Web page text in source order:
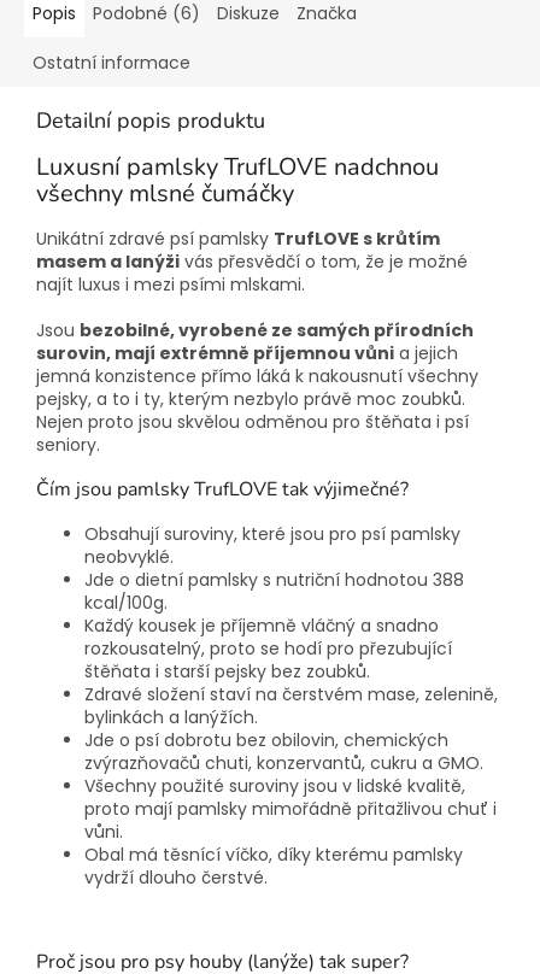
Popis Podobné (6) Diskuze Značka
Ostatní informace
Detailní popis produktu
Luxusní pamlsky TrufLOVE nadchnou
všechny mlsné čumáčky
Unikátní zdravé psí pamlsky TrufLOVE s krůtím
masem a lanýži vás přesvědčí o tom, že je možné
najít luxus i mezi psími mlskami.
Jsou bezobilné, vyrobené ze samých přírodních
surovin, mají extrémně příjemnou vůni a jejich
jemná konzistence přímo láká k nakousnutí všechny
pejsky, a to i ty, kterým nezbylo právě moc zoubků.
Nejen proto jsou skvělou odměnou pro štěňata i psí
seniory.
Čím jsou pamlsky TrufLOVE tak výjimečné?
Obsahují suroviny, které jsou pro psí pamlsky
neobvyklé.
Jde o dietní pamlsky s nutriční hodnotou 388
kcal/100g.
Každý kousek je příjemně vláčný a snadno
rozkousatelný, proto se hodí pro přezubující
štěňata i starší pejsky bez zoubků.
Zdravé složení staví na čerstvém mase, zelenině,
bylinkách a lanýžích.
Jde o psí dobrotu bez obilovin, chemických
zvýrazňovačů chuti, konzervantů, cukru a GMO.
Všechny použité suroviny jsou v lidské kvalitě,
proto mají pamlsky mimořádně přitažlivou chuť i
vůni.
Obal má těsnící víčko, díky kterému pamlsky
vydrží dlouho čerstvé.
Proč jsou pro psy houby (lanýže) tak super?